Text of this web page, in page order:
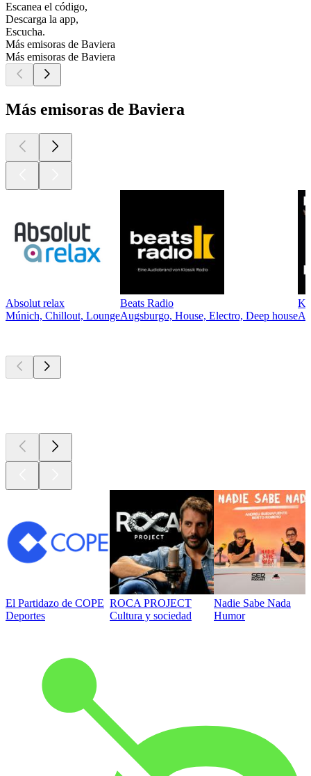
Escanea el código,
Descarga la app,
Escucha.
Más emisoras de Baviera
Más emisoras de Baviera
Más emisoras de Baviera
Absolut relax
Múnich, Chillout, Lounge
Beats Radio
Augsburgo, House, Electro, Deep house
El Partidazo de COPE
Deportes
ROCA PROJECT
Cultura y sociedad
Nadie Sabe Nada
Humor